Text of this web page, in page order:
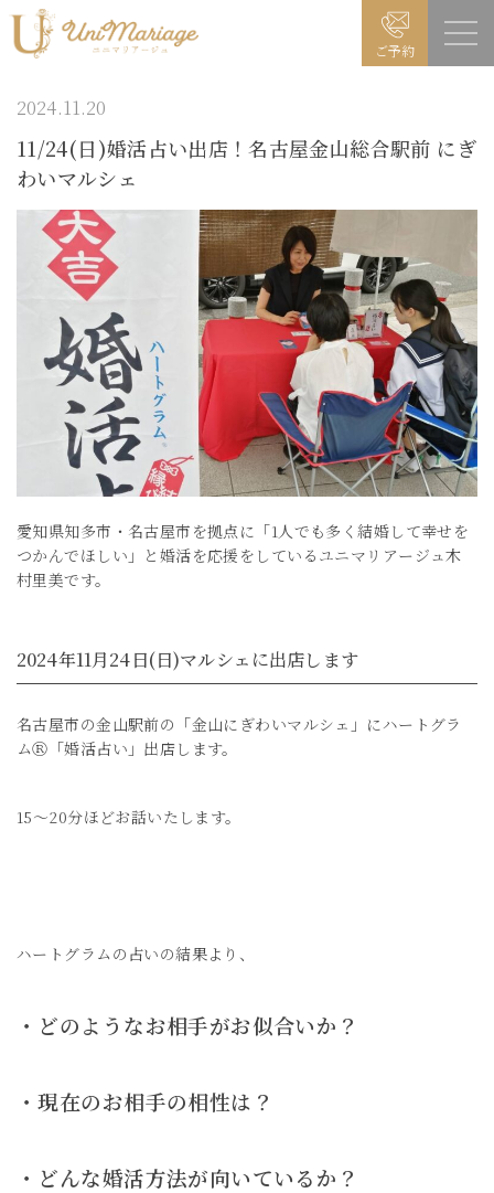
ご予約
2024.11.20
11/24(日)婚活占い出店！名古屋金山総合駅前 にぎ
わいマルシェ
愛知県知多市・名古屋市を拠点に「1人でも多く結婚して幸せを
つかんでほしい」と婚活を応援をしているユニマリアージュ木
村里美です。
2024年11月24日(日)マルシェに出店します
名古屋市の金山駅前の「金山にぎわいマルシェ」にハートグラ
ムⓇ「婚活占い」出店します。
15～20分ほどお話いたします。
ハートグラムの占いの結果より、
・どのようなお相手がお似合いか？
・現在のお相手の相性は？
・どんな婚活方法が向いているか？